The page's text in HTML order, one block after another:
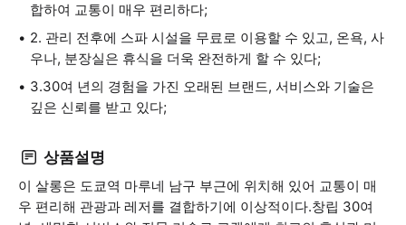
합하여 교통이 매우 편리하다;
2. 관리 전후에 스파 시설을 무료로 이용할 수 있고, 온욕, 사
우나, 분장실은 휴식을 더욱 완전하게 할 수 있다;
3.30여 년의 경험을 가진 오래된 브랜드, 서비스와 기술은
깊은 신뢰를 받고 있다;
상품설명
이 살롱은 도쿄역 마루네 남구 부근에 위치해 있어 교통이 매
우 편리해 관광과 레저를 결합하기에 이상적이다.창립 30여